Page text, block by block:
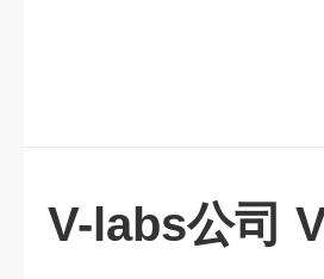
V-labs公司